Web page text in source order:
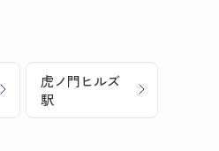
虎ノ門ヒルズ
駅